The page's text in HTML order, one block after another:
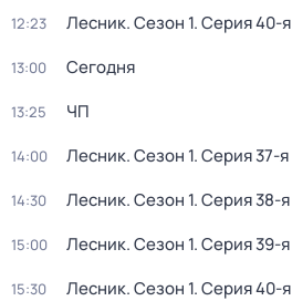
12:23 Лесник. Сезон 1. Серия 40-я
13:00 Сегодня
13:25 ЧП
14:00 Лесник. Сезон 1. Серия 37-я
14:30 Лесник. Сезон 1. Серия 38-я
15:00 Лесник. Сезон 1. Серия 39-я
15:30 Лесник. Сезон 1. Серия 40-я